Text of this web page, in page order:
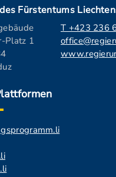
Fürstentums
Platz 1
T +423 236